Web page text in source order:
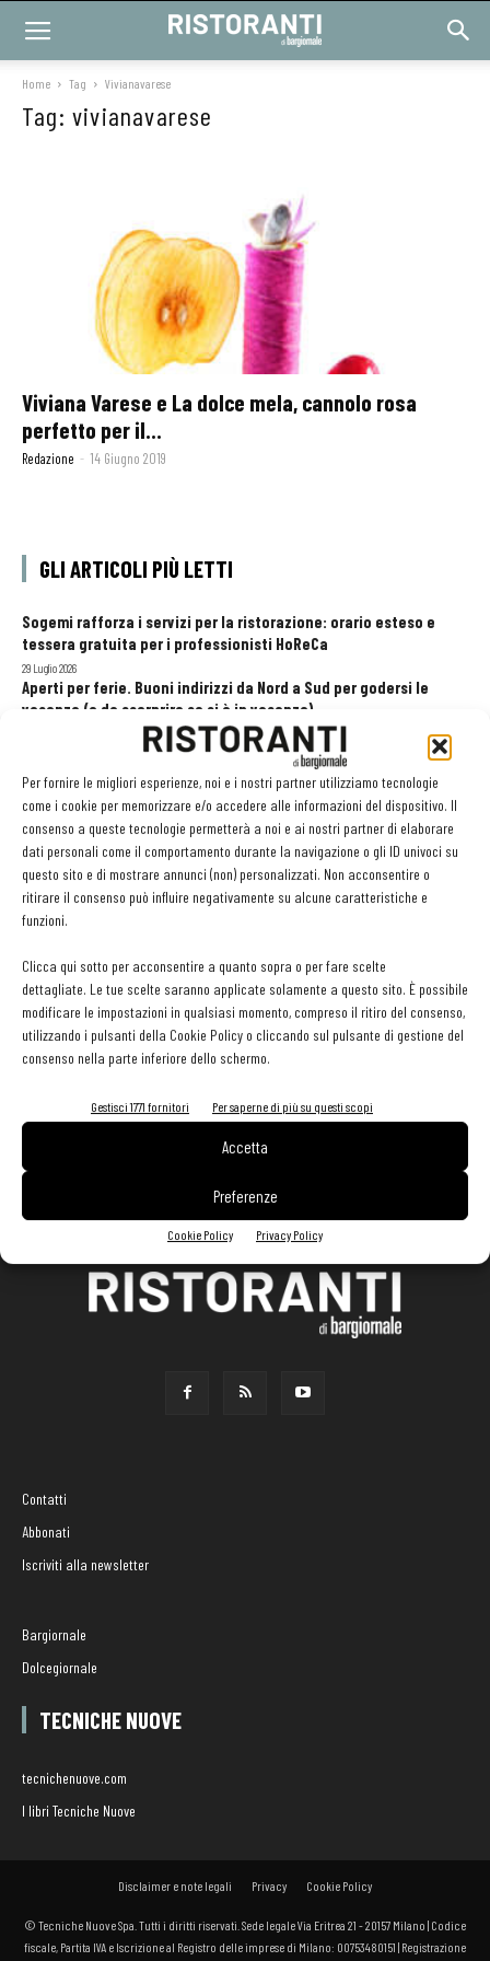
Per fornire le migliori esperienze, noi e i nostri partner utilizziamo tecnologie
come i cookie per memorizzare e/o accedere alle informazioni del dispositivo. Il
consenso a queste tecnologie permetterà a noi e ai nostri partner di elaborare
dati personali come il comportamento durante la navigazione o gli ID univoci su
questo sito e di mostrare annunci (non) personalizzati. Non acconsentire o
ritirare il consenso può influire negativamente su alcune caratteristiche e
funzioni.
Clicca qui sotto per acconsentire a quanto sopra o per fare scelte
dettagliate. Le tue scelte saranno applicate solamente a questo sito. È possibile
modificare le impostazioni in qualsiasi momento, compreso il ritiro del consenso,
utilizzando i pulsanti della Cookie Policy o cliccando sul pulsante di gestione del
consenso nella parte inferiore dello schermo.
Gestisci 1771 fornitori Per saperne di più su questi scopi
Accetta
Preferenze
Cookie Policy Privacy Policy
Home Tag Vivianavarese
Tag: vivianavarese
Viviana Varese e La dolce mela, cannolo rosa
perfetto per il...
Redazione - 14 Giugno 2019
GLI ARTICOLI PIÙ LETTI
Sogemi rafforza i servizi per la ristorazione: orario esteso e
tessera gratuita per i professionisti HoReCa
29 Luglio 2026
Aperti per ferie. Buoni indirizzi da Nord a Sud per godersi le
vacanze (o da scorprire se si è in vacanza)
Pos, compagni di gestione. Le ultime soluzioni delle aziende
8 Luglio 2026
EDICOLA WEB
Contatti
Abbonati
Iscriviti alla newsletter
Bargiornale
Dolcegiornale
TECNICHE NUOVE
tecnichenuove.com
I libri Tecniche Nuove
Disclaimer e note legali Privacy Cookie Policy
© Tecniche Nuove Spa. Tutti i diritti riservati. Sede legale Via Eritrea 21 - 20157 Milano | Codice
fiscale, Partita IVA e Iscrizione al Registro delle imprese di Milano: 00753480151 | Registrazione